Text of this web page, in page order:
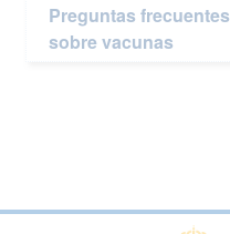
Preguntas frecuentes
sobre vacunas